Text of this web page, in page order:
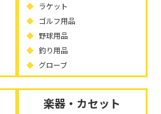
ラケット
ゴルフ用品
野球用品
釣り用品
グローブ
楽器・カセット